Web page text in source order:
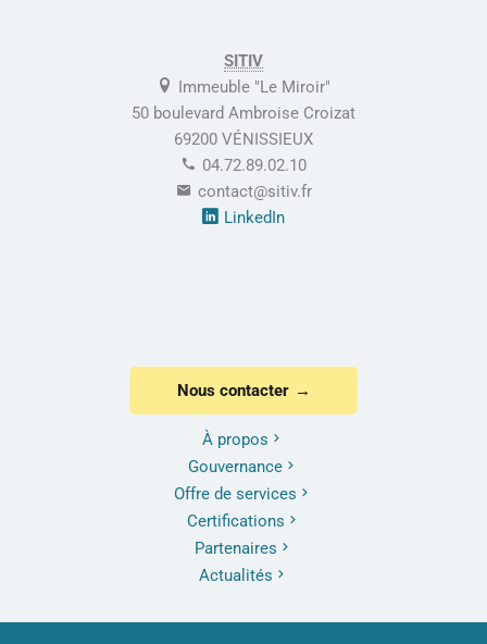
SITIV
Immeuble "Le Miroir"
50 boulevard Ambroise Croizat
69200 VÉNISSIEUX
04.72.89.02.10
contact@sitiv.fr
LinkedIn
Nous contacter
À propos
Gouvernance
Offre de services
Certifications
Partenaires
Actualités